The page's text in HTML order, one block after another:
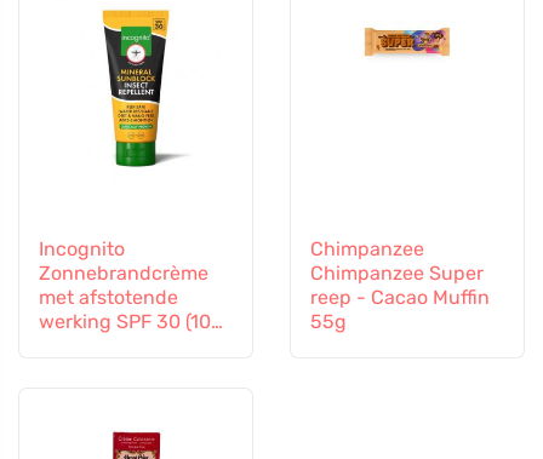
Incognito
Zonnebrandcrème
met afstotende
werking SPF 30 (100
Chimpanzee
Chimpanzee Super
reep - Cacao Muffin
55g